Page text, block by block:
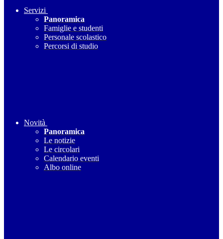
Servizi
Panoramica
Famiglie e studenti
Personale scolastico
Percorsi di studio
Novità
Panoramica
Le notizie
Le circolari
Calendario eventi
Albo online